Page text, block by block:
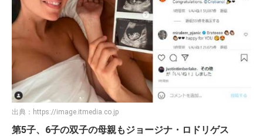
出典： https://image.itmedia.co.jp
第5子、6子の双子の母親もジョージナ・ロドリゲス